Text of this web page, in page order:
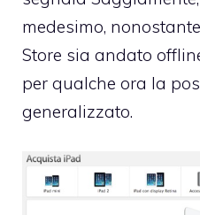
medesimo,
Store sia andato
per qualche ora la
generalizzato.